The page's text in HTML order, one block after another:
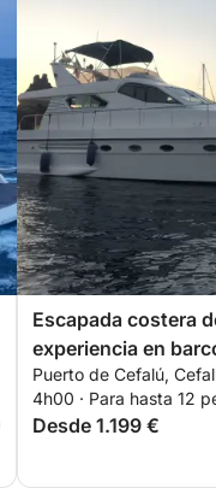
Escapada costera
experiencia en
Puerto de Cefalú,
4h00 · Para hasta 12
Desde 1.199 €